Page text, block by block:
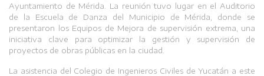
Ayuntamiento de Mérida. La reunión tuvo lugar en el Auditorio
de la Escuela de Danza del Municipio de Mérida, donde se
presentaron los Equipos de Mejora de supervisión extrema, una
iniciativa clave para optimizar la gestión y supervisión de
proyectos de obras públicas en la ciudad.
La asistencia del Colegio de Ingenieros Civiles de Yucatán a este